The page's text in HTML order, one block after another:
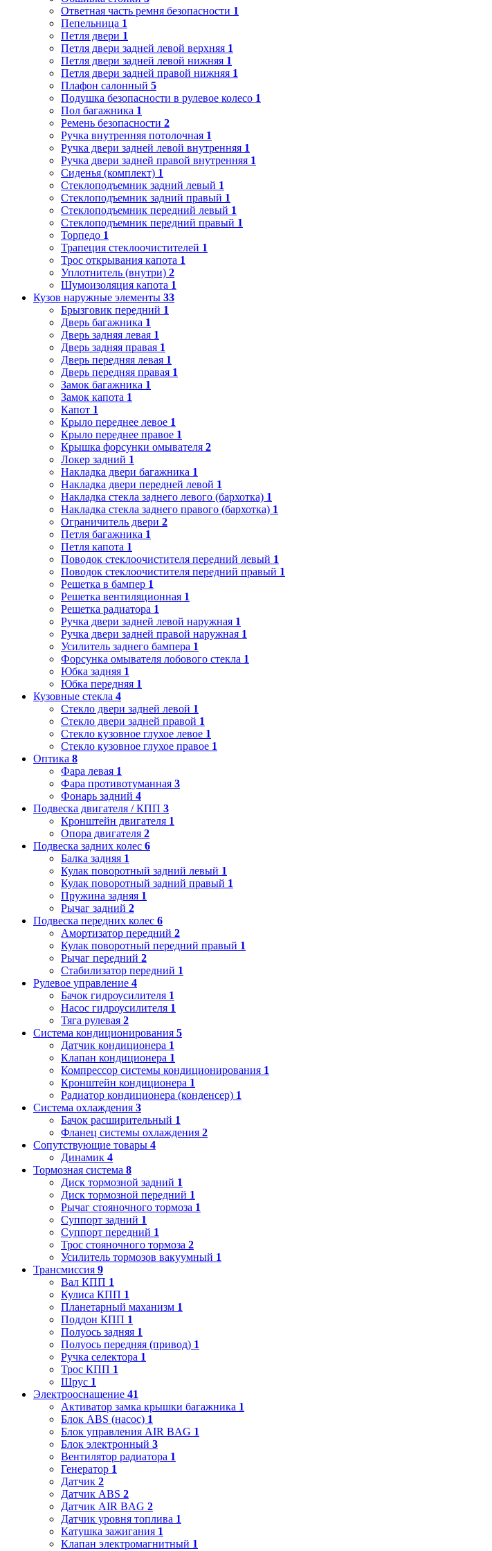
Ответная часть ремня безопасности 1
Пепельница 1
Петля двери 1
Петля двери задней левой верхняя 1
Петля двери задней левой нижняя 1
Петля двери задней правой нижняя 1
Плафон салонный 5
Подушка безопасности в рулевое колесо 1
Пол багажника 1
Ремень безопасности 2
Ручка внутренняя потолочная 1
Ручка двери задней левой внутренняя 1
Ручка двери задней правой внутренняя 1
Сиденья (комплект) 1
Стеклоподъемник задний левый 1
Стеклоподъемник задний правый 1
Стеклоподъемник передний левый 1
Стеклоподъемник передний правый 1
Торпедо 1
Трапеция стеклоочистителей 1
Трос открывания капота 1
Уплотнитель (внутри) 2
Шумоизоляция капота 1
Кузов наружные элементы 33
Брызговик передний 1
Дверь багажника 1
Дверь задняя левая 1
Дверь задняя правая 1
Дверь передняя левая 1
Дверь передняя правая 1
Замок багажника 1
Замок капота 1
Капот 1
Крыло переднее левое 1
Крыло переднее правое 1
Крышка форсунки омывателя 2
Локер задний 1
Накладка двери багажника 1
Накладка двери передней левой 1
Накладка стекла заднего левого (бархотка) 1
Накладка стекла заднего правого (бархотка) 1
Ограничитель двери 2
Петля багажника 1
Петля капота 1
Поводок стеклоочистителя передний левый 1
Поводок стеклоочистителя передний правый 1
Решетка в бампер 1
Решетка вентиляционная 1
Решетка радиатора 1
Ручка двери задней левой наружная 1
Ручка двери задней правой наружная 1
Усилитель заднего бампера 1
Форсунка омывателя лобового стекла 1
Юбка задняя 1
Юбка передняя 1
Кузовные стекла 4
Стекло двери задней левой 1
Стекло двери задней правой 1
Стекло кузовное глухое левое 1
Стекло кузовное глухое правое 1
Оптика 8
Фара левая 1
Фара противотуманная 3
Фонарь задний 4
Подвеска двигателя / КПП 3
Кронштейн двигателя 1
Опора двигателя 2
Подвеска задних колес 6
Балка задняя 1
Кулак поворотный задний левый 1
Кулак поворотный задний правый 1
Пружина задняя 1
Рычаг задний 2
Подвеска передних колес 6
Амортизатор передний 2
Кулак поворотный передний правый 1
Рычаг передний 2
Стабилизатор передний 1
Рулевое управление 4
Бачок гидроусилителя 1
Насос гидроусилителя 1
Тяга рулевая 2
Система кондиционирования 5
Датчик кондиционера 1
Клапан кондиционера 1
Компрессор системы кондиционирования 1
Кронштейн кондиционера 1
Радиатор кондиционера (конденсер) 1
Система охлаждения 3
Бачок расширительный 1
Фланец системы охлаждения 2
Сопутствующие товары 4
Динамик 4
Тормозная система 8
Диск тормозной задний 1
Диск тормозной передний 1
Рычаг стояночного тормоза 1
Суппорт задний 1
Суппорт передний 1
Трос стояночного тормоза 2
Усилитель тормозов вакуумный 1
Трансмиссия 9
Вал КПП 1
Кулиса КПП 1
Планетарный маханизм 1
Поддон КПП 1
Полуось задняя 1
Полуось передняя (привод) 1
Ручка селектора 1
Трос КПП 1
Шрус 1
Электрооснащение 41
Активатор замка крышки багажника 1
Блок ABS (насос) 1
Блок управления AIR BAG 1
Блок электронный 3
Вентилятор радиатора 1
Генератор 1
Датчик 2
Датчик ABS 2
Датчик AIR BAG 2
Датчик уровня топлива 1
Катушка зажигания 1
Клапан электромагнитный 1